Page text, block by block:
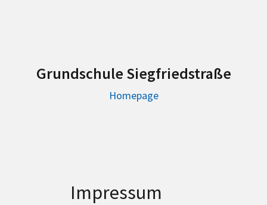
Grundschule Siegfriedstraße
Homepage
Impressum